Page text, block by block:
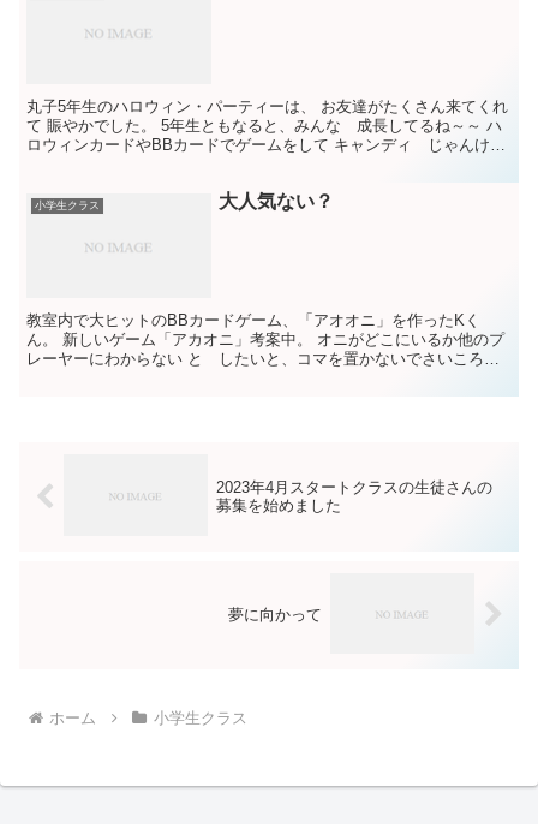
丸子5年生のハロウィン・パーティーは、 お友達がたくさん来てくれ
て 賑やかでした。 5年生ともなると、みんな 成長してるね～～ ハ
ロウィンカードやBBカードでゲームをして キャンディ じゃんけ
小学生クラス 大人気ない？
教室内で大ヒットのBBカードゲーム、「アオオニ」を作ったKく
ん。 新しいゲーム「アカオニ」考案中。 オニがどこにいるか他のプ
レーヤーにわからない と したいと、コマを置かないでさいころを
2023年4月スタートクラスの生徒さんの
募集を始めました
夢に向かって
ホーム 小学生クラス